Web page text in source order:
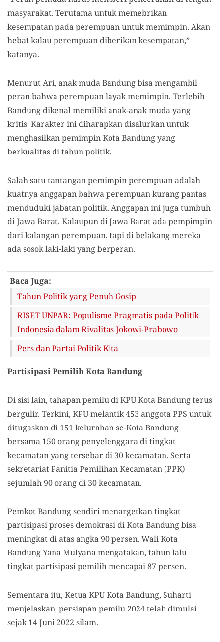
masyarakat. Terutama untuk memebrikan
kesempatan pada perempuan untuk memimpin. Akan
hebat kalau perempuan diberikan kesempatan,”
katanya.
Menurut Ari, anak muda Bandung bisa mengambil
peran bahwa perempuan layak memimpin. Terlebih
Bandung dikenal memiliki anak-anak muda yang
kritis. Karakter ini diharapkan disalurkan untuk
menghasilkan pemimpin Kota Bandung yang
berkualitas di tahun politik.
Salah satu tantangan pemimpin perempuan adalah
kuatnya anggapan bahwa perempuan kurang pantas
menduduki jabatan politik. Anggapan ini juga tumbuh
di Jawa Barat. Kalaupun di Jawa Barat ada pempimpin
dari kalangan perempuan, tapi di belakang mereka
ada sosok laki-laki yang berperan.
Baca Juga:
Tahun Politik yang Penuh Gosip
RISET UNPAR: Populisme Pragmatis pada Politik
Indonesia dalam Rivalitas Jokowi-Prabowo
Pers dan Partai Politik Kita
Partisipasi Pemilih Kota Bandung
Di sisi lain, tahapan pemilu di KPU Kota Bandung terus
bergulir. Terkini, KPU melantik 453 anggota PPS untuk
ditugaskan di 151 kelurahan se-Kota Bandung
bersama 150 orang penyelenggara di tingkat
kecamatan yang tersebar di 30 kecamatan. Serta
sekretariat Panitia Pemilihan Kecamatan (PPK)
sejumlah 90 orang di 30 kecamatan.
Pemkot Bandung sendiri menargetkan tingkat
partisipasi proses demokrasi di Kota Bandung bisa
meningkat di atas angka 90 persen. Wali Kota
Bandung Yana Mulyana mengatakan, tahun lalu
tingkat partisipasi pemilih mencapai 87 persen.
Sementara itu, Ketua KPU Kota Bandung, Suharti
menjelaskan, persiapan pemilu 2024 telah dimulai
sejak 14 Juni 2022 silam.